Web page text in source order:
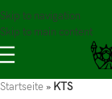
Skip to navigation
Skip to main content
Startseite » KTS